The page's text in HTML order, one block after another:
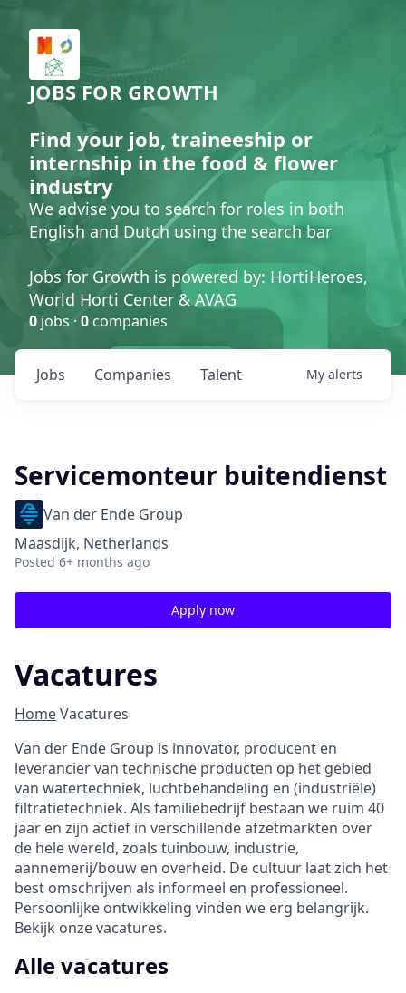
JOBS FOR GROWTH
Find your job, traineeship or
internship in the food & flower
industry
We advise you to search for roles in both
English and Dutch using the search bar
Jobs for Growth is powered by: HortiHeroes,
World Horti Center & AVAG
0 jobs · 0 companies
Jobs Companies Talent My alerts
Servicemonteur buitendienst
Van der Ende Group
Maasdijk, Netherlands
Posted 6+ months ago
Apply now
Vacatures
HomeVacatures
Van der Ende Group is innovator, producent en
leverancier van technische producten op het gebied
van watertechniek, luchtbehandeling en (industriële)
filtratietechniek. Als familiebedrijf bestaan we ruim 40
jaar en zijn actief in verschillende afzetmarkten over
de hele wereld, zoals tuinbouw, industrie,
aannemerij/bouw en overheid. De cultuur laat zich het
best omschrijven als informeel en professioneel.
Persoonlijke ontwikkeling vinden we erg belangrijk.
Bekijk onze vacatures.
Alle vacatures